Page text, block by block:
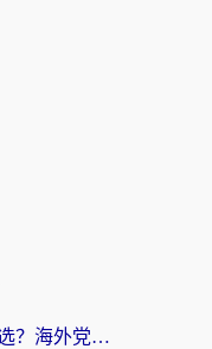
国外翻回国内的加速器怎么选？海外党亲测实用指南，告别地域限制